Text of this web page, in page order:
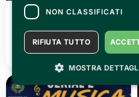
GIOVEDÌ 02 LUGLIO 2026
AGRISHOW 2026: tre
LEGGI TUTTO
NON CLASSIFICATI
RIFIUTA TUTTO
MOSTRA